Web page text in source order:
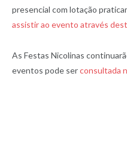
presencial com lotação
assistir ao evento através
As Festas Nicolinas
eventos pode serconsultada